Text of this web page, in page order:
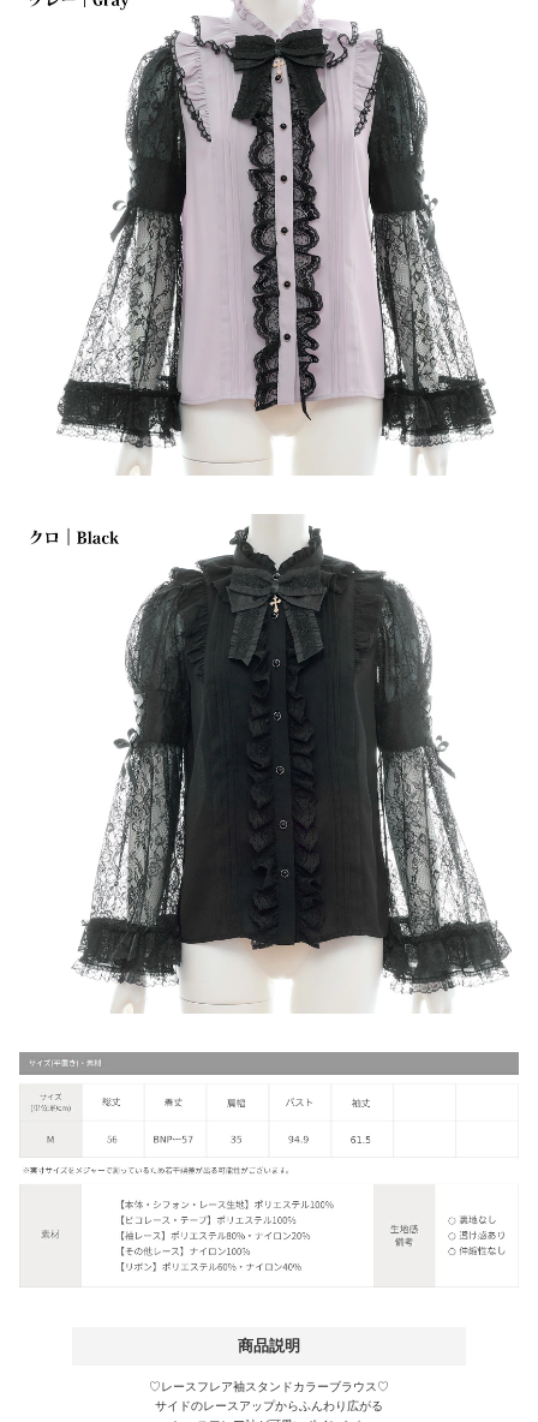
商品説明
♡レースフレア袖スタンドカラーブラウス♡
サイドのレースアップからふんわり広がる